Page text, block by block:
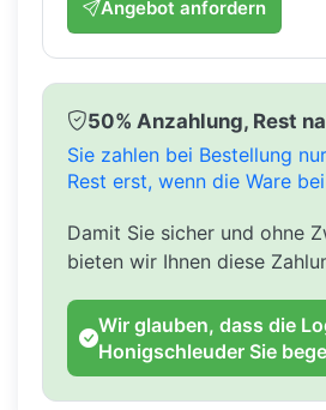
Angebot anfordern
50% Anzahlung, Rest
Sie zahlen bei Bestellung
Rest erst, wenn die Ware
Damit Sie sicher und ohne
bieten wir Ihnen diese
Wir glauben, dass die
Honigschleuder Sie